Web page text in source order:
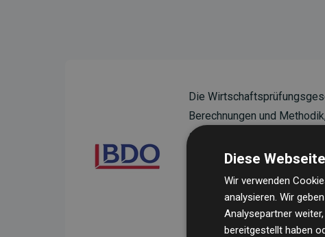
Die
Berechnungen und
sicherzustellen.
Ihre Prüfungen belegen,
Durchschnitt200 % der
Websites kompensieren –
unseres Ansatzes.
Diese
Wir verwenden
analysieren. Wir
Analysepartner
bereitgestellt haben